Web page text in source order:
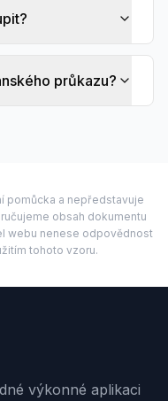
průkazu?
pomůcka a nepředstavuje
obsah dokumentu
webu nenese odpovědnost
tohoto vzoru.
výkonné aplikaci